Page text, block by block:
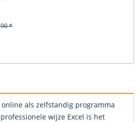
*
online als zelfstandig programma
wijze Excel is het